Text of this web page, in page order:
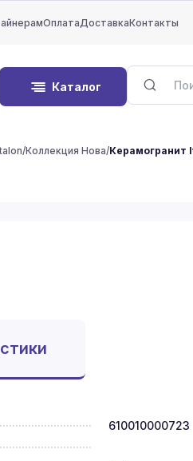
ОплатаДоставкаКонтакты
Каталог
/Коллекция Нова/Керамогранит
610010000723